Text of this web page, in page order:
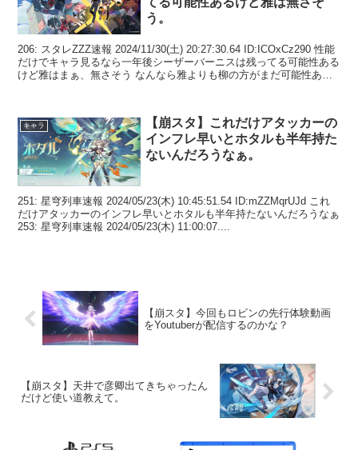
う。
206: スタレZZZ速報 2024/11/30(土) 20:27:30.64 ID:ICOxCz290 性能
だけでキャラ見るなら一年後シーザーバーニスは残ってる可能性ある
けど雅はまぁ、無さそう なんなら雅よりも柳の方がまだ可能性ある
キャラ
【崩スタ】これだけアタッカーの
インフレ早いとホタルも半年持た
ないんだろうなぁ。
251: 星穹列車速報 2024/05/23(木) 10:45:51.54 ID:mZZMqrUJd これ
だけアタッカーのインフレ早いとホタルも半年持たないんだろうなぁ
253: 星穹列車速報 2024/05/23(木) 11:00:07....
【崩スタ】今回もロビンの先行体験動画
をYoutuberが配信するのかな？
【崩スタ】天井で彦卿出てきちゃったん
だけど使い道教えて。